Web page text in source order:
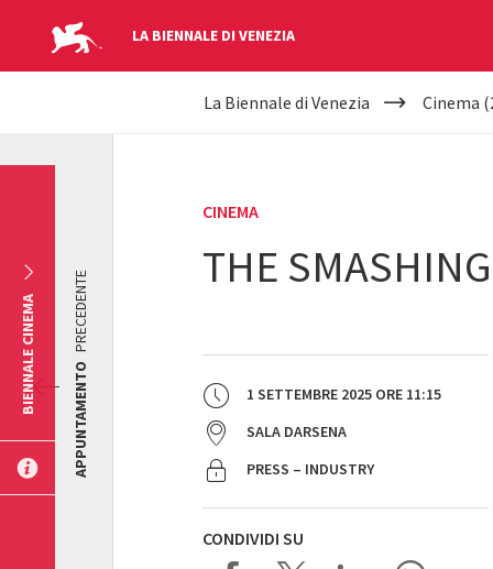
LA BIENNALE DI VENEZIA
YOUR
La Biennale di Venezia Cinema
CINEMA
THE
1 SETTEMBRE 2025 ORE 11:15
SALA DARSENA
PRESS – INDUSTRY
CONDIVIDI SU
APPUNTAMENTO
PRECEDENTE
BIENNALE CINEMA